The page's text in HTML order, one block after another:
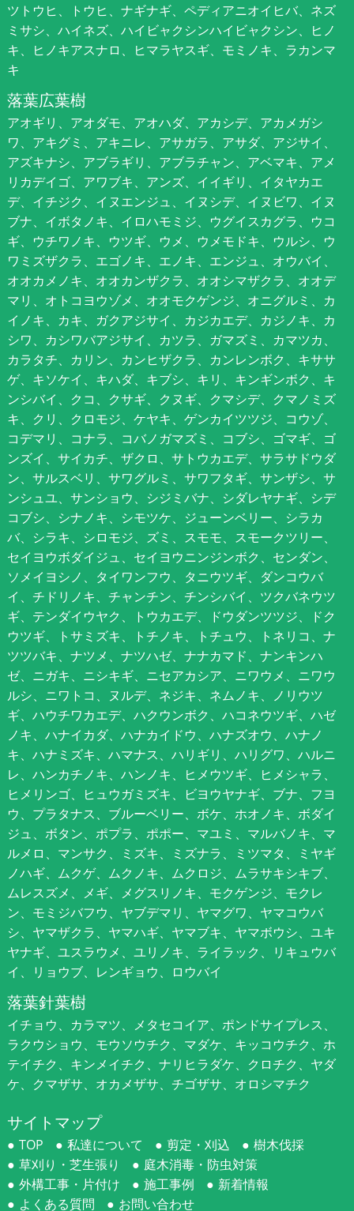
ツトウヒ、トウヒ、ナギナギ、ペディアニオイヒバ、ネズ
ミサシ、ハイネズ、ハイビャクシンハイビャクシン、ヒノ
キ、ヒノキアスナロ、ヒマラヤスギ、モミノキ、ラカンマ
キ
落葉広葉樹
アオギリ、アオダモ、アオハダ、アカシデ、アカメガシ
ワ、アキグミ、アキニレ、アサガラ、アサダ、アジサイ、
アズキナシ、アブラギリ、アブラチャン、アベマキ、アメ
リカデイゴ、アワブキ、アンズ、イイギリ、イタヤカエ
デ、イチジク、イヌエンジュ、イヌシデ、イヌビワ、イヌ
ブナ、イボタノキ、イロハモミジ、ウグイスカグラ、ウコ
ギ、ウチワノキ、ウツギ、ウメ、ウメモドキ、ウルシ、ウ
ワミズザクラ、エゴノキ、エノキ、エンジュ、オウバイ、
オオカメノキ、オオカンザクラ、オオシマザクラ、オオデ
マリ、オトコヨウゾメ、オオモクゲンジ、オニグルミ、カ
イノキ、カキ、ガクアジサイ、カジカエデ、カジノキ、カ
シワ、カシワバアジサイ、カツラ、ガマズミ、カマツカ、
カラタチ、カリン、カンヒザクラ、カンレンボク、キササ
ゲ、キソケイ、キハダ、キブシ、キリ、キンギンボク、キ
ンシバイ、クコ、クサギ、クヌギ、クマシデ、クマノミズ
キ、クリ、クロモジ、ケヤキ、ゲンカイツツジ、コウゾ、
コデマリ、コナラ、コバノガマズミ、コブシ、ゴマギ、ゴ
ンズイ、サイカチ、ザクロ、サトウカエデ、サラサドウダ
ン、サルスベリ、サワグルミ、サワフタギ、サンザシ、サ
ンシュユ、サンショウ、シジミバナ、シダレヤナギ、シデ
コブシ、シナノキ、シモツケ、ジューンベリー、シラカ
バ、シラキ、シロモジ、ズミ、スモモ、スモークツリー、
セイヨウボダイジュ、セイヨウニンジンボク、センダン、
ソメイヨシノ、タイワンフウ、タニウツギ、ダンコウバ
イ、チドリノキ、チャンチン、チンシバイ、ツクバネウツ
ギ、テンダイウヤク、トウカエデ、ドウダンツツジ、ドク
ウツギ、トサミズキ、トチノキ、トチュウ、トネリコ、ナ
ツツバキ、ナツメ、ナツハゼ、ナナカマド、ナンキンハ
ゼ、ニガキ、ニシキギ、ニセアカシア、ニワウメ、ニワウ
ルシ、ニワトコ、ヌルデ、ネジキ、ネムノキ、ノリウツ
ギ、ハウチワカエデ、ハクウンボク、ハコネウツギ、ハゼ
ノキ、ハナイカダ、ハナカイドウ、ハナズオウ、ハナノ
キ、ハナミズキ、ハマナス、ハリギリ、ハリグワ、ハルニ
レ、ハンカチノキ、ハンノキ、ヒメウツギ、ヒメシャラ、
ヒメリンゴ、ヒュウガミズキ、ビヨウヤナギ、ブナ、フヨ
ウ、プラタナス、ブルーベリー、ボケ、ホオノキ、ボダイ
ジュ、ボタン、ポプラ、ポポー、マユミ、マルバノキ、マ
ルメロ、マンサク、ミズキ、ミズナラ、ミツマタ、ミヤギ
ノハギ、ムクゲ、ムクノキ、ムクロジ、ムラサキシキブ、
ムレスズメ、メギ、メグスリノキ、モクゲンジ、モクレ
ン、モミジバフウ、ヤブデマリ、ヤマグワ、ヤマコウバ
シ、ヤマザクラ、ヤマハギ、ヤマブキ、ヤマボウシ、ユキ
ヤナギ、ユスラウメ、ユリノキ、ライラック、リキュウバ
イ、リョウブ、レンギョウ、ロウバイ
落葉針葉樹
イチョウ、カラマツ、メタセコイア、ポンドサイプレス、
ラクウショウ、モウソウチク、マダケ、キッコウチク、ホ
テイチク、キンメイチク、ナリヒラダケ、クロチク、ヤダ
ケ、クマザサ、オカメザサ、チゴザサ、オロシマチク
サイトマップ
TOP 私達について 剪定・刈込
樹木伐採
草刈り・芝生張り
庭木消毒・防虫対策
外構工事・片付け
施工事例
新着情報
よくある質問
お問い合わせ